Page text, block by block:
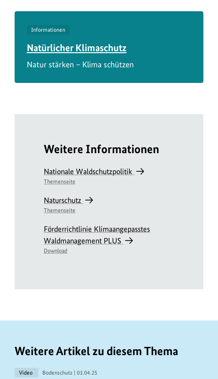
Informationen
Natürlicher Klimaschutz
Natur stärken – Klima schützen
Weitere Informationen
Nationale Waldschutzpolitik
Themenseite
Naturschutz
Themenseite
Förderrichtlinie Klimaangepasstes
Waldmanagement PLUS
Download
Weitere Artikel zu diesem Thema
Video Bodenschutz | 03.04.25